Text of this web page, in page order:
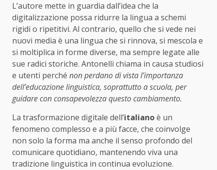
L’autore mette in guardia dall’idea che la
digitalizzazione possa ridurre la lingua a schemi
rigidi o ripetitivi. Al contrario, quello che si vede nei
nuovi media è una lingua che si rinnova, si mescola e
si moltiplica in forme diverse, ma sempre legate alle
sue radici storiche. Antonelli chiama in causa studiosi
e utenti perché non perdano di vista l’importanza
dell’educazione linguistica, soprattutto a scuola, per
guidare con consapevolezza questo cambiamento.
La trasformazione digitale dell’italianoè un
fenomeno complesso e a più facce, che coinvolge
non solo la forma ma anche il senso profondo del
comunicare quotidiano, mantenendo viva una
tradizione linguistica in continua evoluzione.